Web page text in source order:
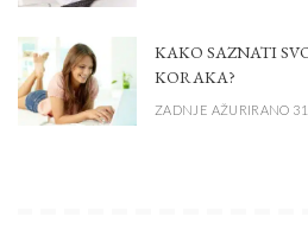
KAKO SAZNATI
KORAKA?
ZADNJE AŽURIRANO